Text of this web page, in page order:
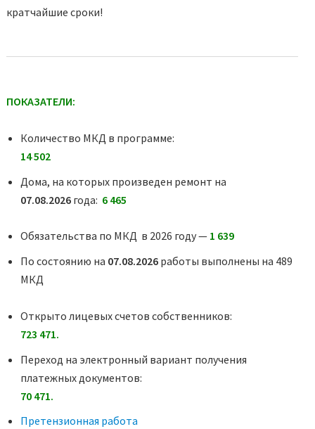
кратчайшие сроки!
ПОКАЗАТЕЛИ:
Количество МКД в программе:
14 502
Дома, на которых произведен ремонт на
07.08.2026 года: 6 465
Обязательства по МКД в 2026 году — 1 639
По состоянию на 07.08.2026 работы выполнены на 489
МКД
Открыто лицевых счетов собственников:
723 471.
Переход на электронный вариант получения
платежных документов:
70 471.
Претензионная работа